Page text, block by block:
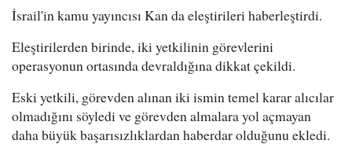
İsrail'in kamu yayıncısı Kan da eleştirileri haberleştirdi.
Eleştirilerden birinde, iki yetkilinin görevlerini
operasyonun ortasında devraldığına dikkat çekildi.
Eski yetkili, görevden alınan iki ismin temel karar alıcılar
olmadığını söyledi ve görevden almalara yol açmayan
daha büyük başarısızlıklardan haberdar olduğunu ekledi.